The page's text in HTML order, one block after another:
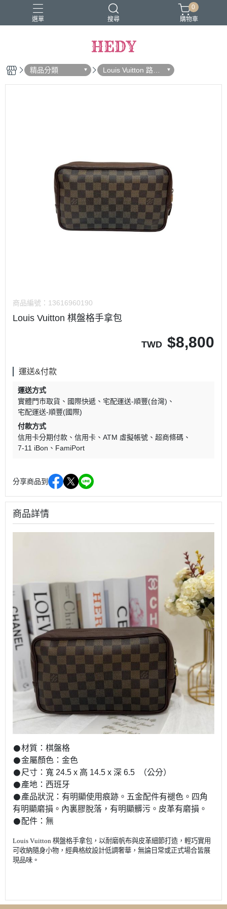
選單 搜尋
0
購物車
HEDY
精品分類
Louis Vuitton 路易
威登
商品編號： 13616960190
Louis Vuitton 棋盤格手拿包
TWD $8,800
運送&付款
運送方式
實體門市取貨
國際快遞
宅配運送-順豐(台灣)
宅配運送-順豐(國際)
付款方式
信用卡分期付款
信用卡 ATM 虛擬帳號
超商條碼
7-11 iBon
FamiPort
分享商品到
商品詳情
𒊹︎材質：棋盤格
𒊹︎金屬顏色：金色
𒊹︎尺寸：寬 24.5 x 高 14.5 x 深 6.5 （公分）
𒊹︎產地：西班牙
𒊹︎產品狀況：有明顯使用痕跡。五金配件有褪色。四角
有明顯磨損。內裏膠脫落，有明顯髒污。皮革有磨損。
𒊹︎配件：無
Louis Vuitton 棋盤格手拿包，以耐磨帆布與皮革細節打造，輕巧實用
可收納隨身小物，經典格紋設計低調奢華，無論日常或正式場合皆展
現品味。